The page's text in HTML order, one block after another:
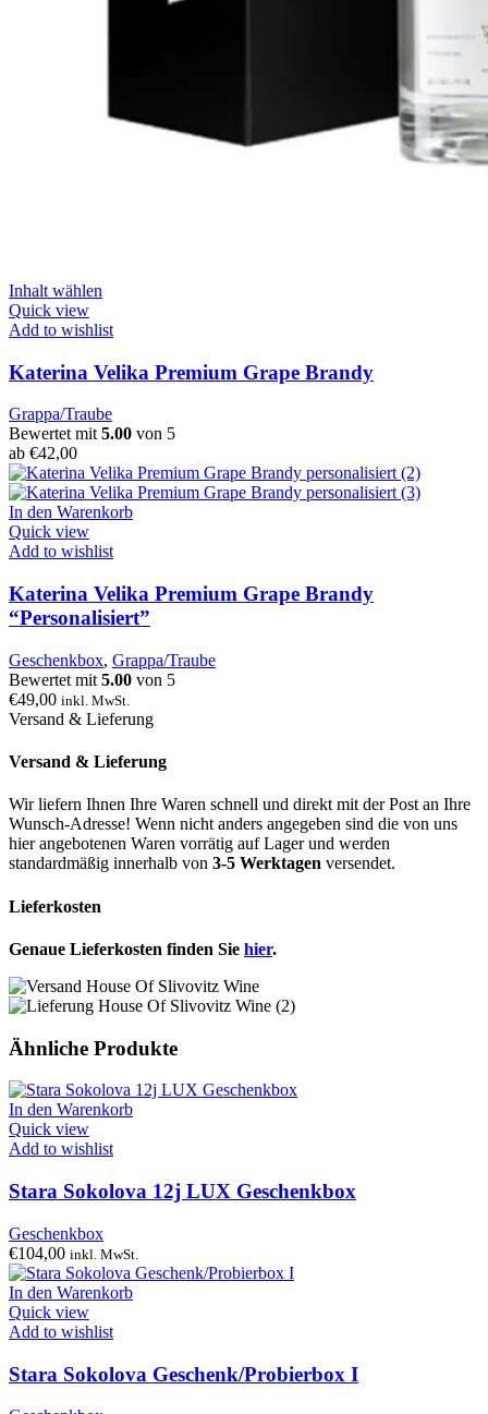
Inhalt wählen
Quick view
Add to wishlist
Katerina Velika Premium Grape Brandy
Grappa/Traube
Bewertet mit5.00 von 5
ab €42,00
In den Warenkorb
Quick view
Add to wishlist
Katerina Velika Premium Grape Brandy
“Personalisiert”
Geschenkbox, Grappa/Traube
Bewertet mit 5.00 von 5
€49,00 inkl. MwSt.
Versand & Lieferung
Versand & Lieferung
Wir liefern Ihnen Ihre Waren schnell und direkt mit der Post an Ihre
Wunsch-Adresse! Wenn nicht anders angegeben sind die von uns
hier angebotenen Waren vorrätig auf Lager und werden
standardmäßig innerhalb von 3-5 Werktagen versendet.
Lieferkosten
Genaue Lieferkosten finden Sie hier.
Ähnliche Produkte
In den Warenkorb
Quick view
Add to wishlist
Stara Sokolova 12j LUX Geschenkbox
Geschenkbox
€104,00 inkl. MwSt.
In den Warenkorb
Quick view
Add to wishlist
Stara Sokolova Geschenk/Probierbox I